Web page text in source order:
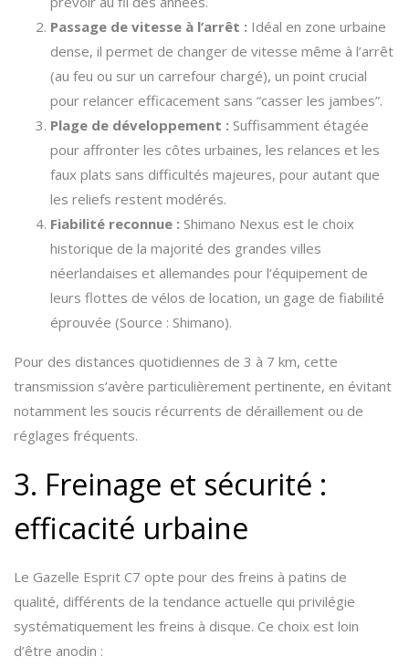
Passage de vitesse à l’arrêt : Idéal en zone urbaine
dense, il permet de changer de vitesse même à l’arrêt
(au feu ou sur un carrefour chargé), un point crucial
pour relancer efficacement sans “casser les jambes”.
Plage de développement : Suffisamment étagée
pour affronter les côtes urbaines, les relances et les
faux plats sans difficultés majeures, pour autant que
les reliefs restent modérés.
Fiabilité reconnue : Shimano Nexus est le choix
historique de la majorité des grandes villes
néerlandaises et allemandes pour l’équipement de
leurs flottes de vélos de location, un gage de fiabilité
éprouvée (Source : Shimano).
Pour des distances quotidiennes de 3 à 7 km, cette
transmission s’avère particulièrement pertinente, en évitant
notamment les soucis récurrents de déraillement ou de
réglages fréquents.
3. Freinage et sécurité :
efficacité urbaine
Le Gazelle Esprit C7 opte pour des freins à patins de
qualité, différents de la tendance actuelle qui privilégie
systématiquement les freins à disque. Ce choix est loin
d’être anodin :